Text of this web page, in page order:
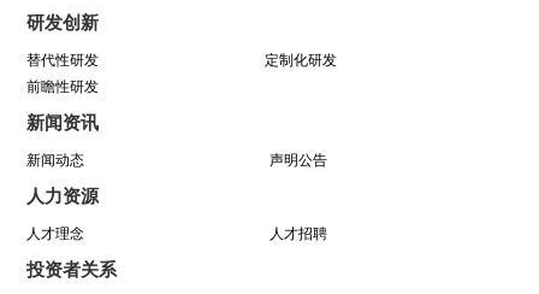
中巨芯参展SEMICON China 2021
八年靠谱路 芯程共奔赴——首届靠谱文化节开幕
研发创新
替代性研发
定制化研发
前瞻性研发
新闻资讯
新闻动态 声明公告
人力资源
人才理念 人才招聘
投资者关系